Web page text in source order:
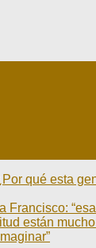
qué esta
Francisco:
están